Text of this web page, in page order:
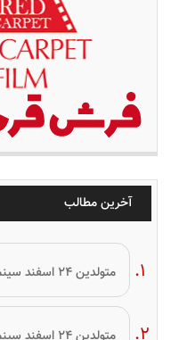
آخرین مطالب
متولدین ۲۴ اسفند سینما ، تئاتر و موسیقی؛ مریم معصومی
متولدین ۲۴ اسفند سینما ، تئاتر و موسیقی؛ اسفندیار منفردزاده